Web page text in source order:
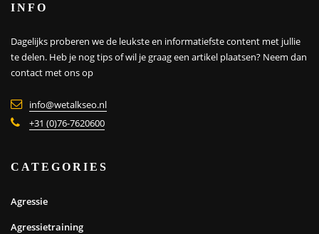
INFO
Dagelijks proberen we de leukste en informatiefste content met jullie
te delen. Heb je nog tips of wil je graag een artikel plaatsen? Neem dan
contact met ons op
info@wetalkseo.nl
+31 (0)76-7620600
CATEGORIES
Agressie
Agressietraining